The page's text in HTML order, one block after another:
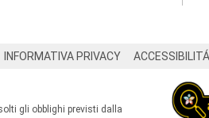
INFORMATIVA PRIVACY ACCESSIBILITÁ
gli obblighi previsti dalla